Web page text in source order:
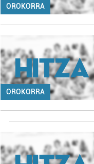
OROKORRA
OROKORRA